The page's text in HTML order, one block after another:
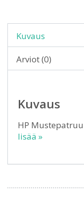
Kuvaus
Arviot (0)
Kuvaus
HP
lisää »